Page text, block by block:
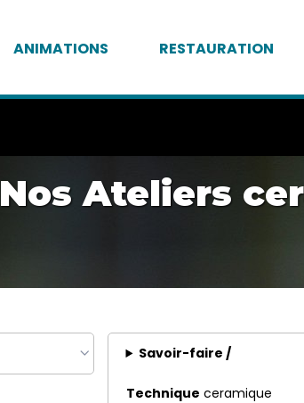
ANIMATIONS RESTAURATION
Nos Ateliers
Savoir-faire /
Technique ceramique